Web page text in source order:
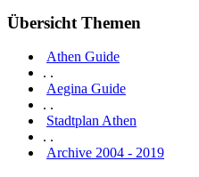
Übersicht Themen
Athen Guide
. .
Aegina Guide
. .
Stadtplan Athen
. .
Archive 2004 - 2019